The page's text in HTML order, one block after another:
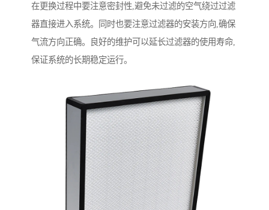
在更换过程中要注意密封性,避免未过滤的空气绕过过滤
器直接进入系统。同时也要注意过滤器的安装方向,确保
气流方向正确。良好的维护可以延长过滤器的使用寿命,
保证系统的长期稳定运行。